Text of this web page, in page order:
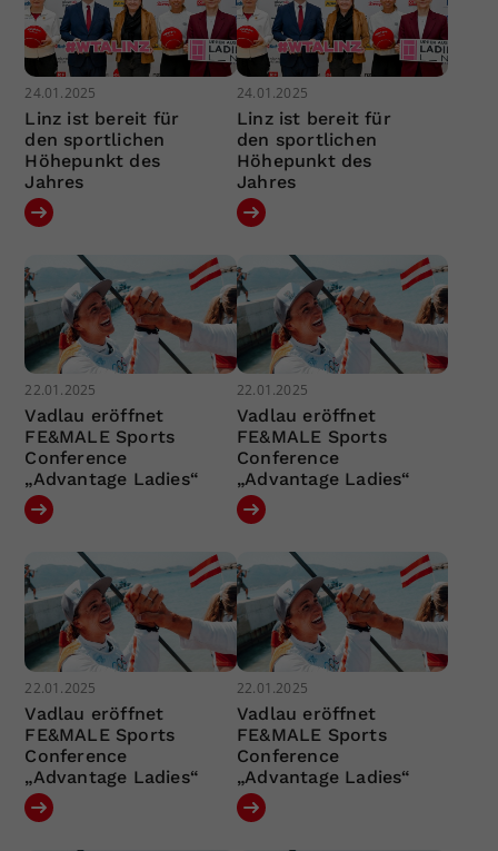
24.01.2025
Linz ist bereit für
den sportlichen
Höhepunkt des
Jahres
24.01.2025
Linz ist bereit für
den sportlichen
Höhepunkt des
Jahres
22.01.2025
Vadlau eröffnet
FE&MALE Sports
Conference
„Advantage Ladies“
22.01.2025
Vadlau eröffnet
FE&MALE Sports
Conference
„Advantage Ladies“
22.01.2025
Vadlau eröffnet
FE&MALE Sports
Conference
„Advantage Ladies“
22.01.2025
Vadlau eröffnet
FE&MALE Sports
Conference
„Advantage Ladies“